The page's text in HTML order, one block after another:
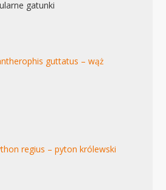
gatunki
guttatus – wąż
regius – pyton królewski